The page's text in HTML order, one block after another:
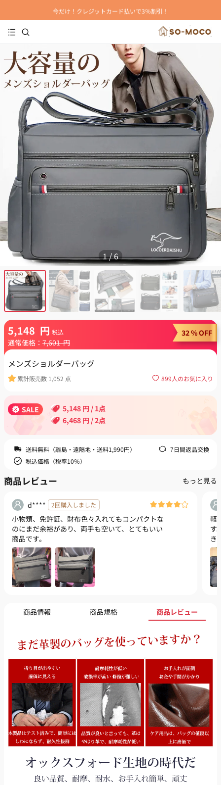
今だけ！クレジットカード払いで3％割引！
⚡️代金引換 ｜七日間返品交換｜安全な支払い⚡️
1/6
5,148 円 税込
通常価格： 7,601円
32 % OFF
メンズショルダーバッグ
累計販売数 1,052 点 899人のお気に入り
SALE 5,148 円 / 1点
6,468 円 / 2点
送料無料（離島・遠隔地・送料1,990円）
7日間返品交換
税込価格（税率10％）
商品レビュー もっと見る
d**** 2回購入しました
小物類、免許証、財布色々入れてもコンパクトな
のにまだ余裕があり、両手も空いて、とてもいい
商品です。
軽
す
き
商品情報 商品規格 商品レビュー